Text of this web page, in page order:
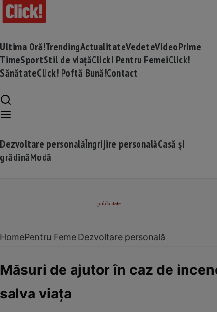
Ultima Oră!TrendingActualitateVedeteVideoPrime
TimeSportStil de viațăClick! Pentru FemeiClick!
SănătateClick! Poftă Bună!Contact
Dezvoltare personalăÎngrijire personalăCasă și
grădinăModă
HomePentru FemeiDezvoltare personală
Măsuri de ajutor în caz de
salva viaţa